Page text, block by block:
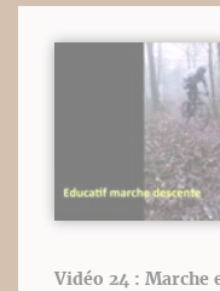
Vidéo 24 : Marche